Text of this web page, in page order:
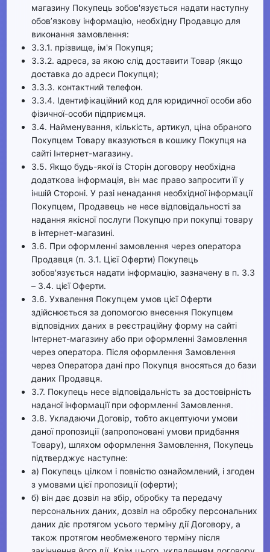
магазину Покупець зобов'язується надати наступну
обов’язкову інформацію, необхідну Продавцю для
виконання замовлення:
3.3.1. прізвище, ім'я Покупця;
3.3.2. адреса, за якою слід доставити Товар (якщо
доставка до адреси Покупця);
3.3.3. контактний телефон.
3.3.4. Ідентифікаційний код для юридичної особи або
фізичної-особи підприємця.
3.4. Найменування, кількість, артикул, ціна обраного
Покупцем Товару вказуються в кошику Покупця на
сайті Інтернет-магазину.
3.5. Якщо будь-якої із Сторін договору необхідна
додаткова інформація, він має право запросити її у
іншій Стороні. У разі ненадання необхідної інформації
Покупцем, Продавець не несе відповідальності за
надання якісної послуги Покупцю при покупці товару
в інтернет-магазині.
3.6. При оформленні замовлення через оператора
Продавця (п. 3.1. Цієї Оферти) Покупець
зобов'язується надати інформацію, зазначену в п. 3.3
– 3.4. цієї Оферти.
3.6. Ухвалення Покупцем умов цієї Оферти
здійснюється за допомогою внесення Покупцем
відповідних даних в реєстраційну форму на сайті
Інтернет-магазину або при оформленні Замовлення
через оператора. Після оформлення Замовлення
через Оператора дані про Покупця вносяться до бази
даних Продавця.
3.7. Покупець несе відповідальність за достовірність
наданої інформації при оформленні Замовлення.
3.8. Укладаючи Договір, тобто акцептуючи умови
даної пропозиції (запропоновані умови придбання
Товару), шляхом оформлення Замовлення, Покупець
підтверджує наступне:
а) Покупець цілком і повністю ознайомлений, і згоден
з умовами цієї пропозиції (оферти);
б) він дає дозвіл на збір, обробку та передачу
персональних даних, дозвіл на обробку персональних
даних діє протягом усього терміну дії Договору, а
також протягом необмеженого терміну після